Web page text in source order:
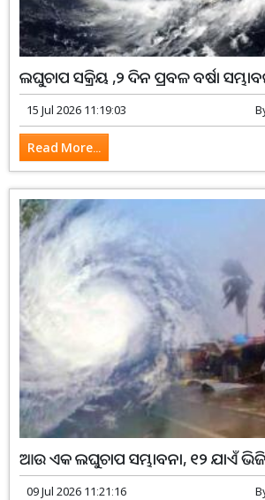
ଲଘୁଚାପ ସକ୍ରିୟ ,୨ ଦିନ ପ୍ରବଳ ବର୍ଷା
15 Jul 2026 11:19:03
Read More...
ଆଉ ଏକ ଲଘୁଚାପ ସମ୍ଭାବନା, ୧୨ ଯାଏଁ
09 Jul 2026 11:21:16